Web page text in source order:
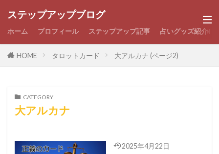
ステップアップブログ
ホーム プロフィール ステップアップ記事 占いグッズ紹介
HOME タロットカード 大アルカナ (ページ2)
CATEGORY
大アルカナ
2025年4月22日